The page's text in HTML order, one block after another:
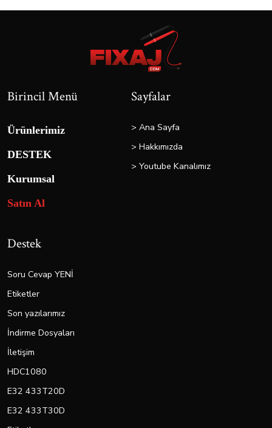
Birincil Menü
Ürünlerimiz
DESTEK
Kurumsal
Satın Al
Sayfalar
> Ana Sayfa
> Hakkımızda
> Youtube Kanalımız
Destek
Soru Cevap YENİ
Etiketler
Son yazılarımız
İndirme Dosyaları
İletişim
HDC1080
E32 433T20D
E32 433T30D